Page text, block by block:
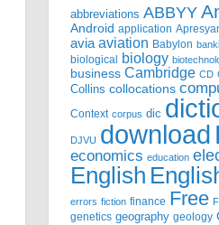
abbreviations ABBYY
Android application
avia aviation Babylon
biological biology
business Cambridge CD
Collins collocations
Context corpus dic
DJVU download
economics education
English
errors fiction finance Free
genetics geography geology